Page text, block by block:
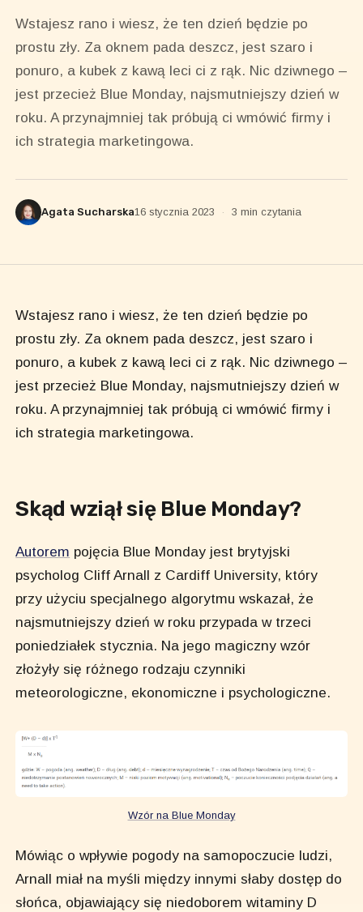
Wstajesz rano i wiesz, że ten dzień będzie po
prostu zły. Za oknem pada deszcz, jest szaro i
ponuro, a kubek z kawą leci ci z rąk. Nic dziwnego –
jest przecież Blue Monday, najsmutniejszy dzień w
roku. A przynajmniej tak próbują ci wmówić firmy i
ich strategia marketingowa.
Agata Sucharska16 stycznia 2023 · 3 min czytania
Wstajesz rano i wiesz, że ten dzień będzie po
prostu zły. Za oknem pada deszcz, jest szaro i
ponuro, a kubek z kawą leci ci z rąk. Nic dziwnego –
jest przecież Blue Monday, najsmutniejszy dzień w
roku. A przynajmniej tak próbują ci wmówić firmy i
ich strategia marketingowa.
Skąd wziął się Blue Monday?
Autorem pojęcia Blue Monday jest brytyjski
psycholog Cliff Arnall z Cardiff University, który
przy użyciu specjalnego algorytmu wskazał, że
najsmutniejszy dzień w roku przypada w trzeci
poniedziałek stycznia. Na jego magiczny wzór
złożyły się różnego rodzaju czynniki
meteorologiczne, ekonomiczne i psychologiczne.
Wzór na Blue Monday
Mówiąc o wpływie pogody na samopoczucie ludzi,
Arnall miał na myśli między innymi słaby dostęp do
słońca, objawiający się niedoborem witaminy D